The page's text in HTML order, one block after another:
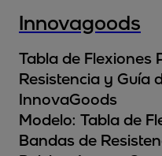
Innovagoods
Tabla de Flexiones
Resistencia y Guía
InnovaGoods
Modelo: Tabla de
Bandas de